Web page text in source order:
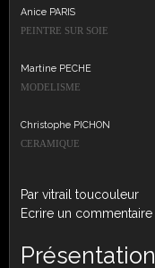
Anice PARIS
PEINTRE SUR SOIE
Martine PECHE
MODELISME
Christophe PICHON
CERAMIQUE
Par vitrail toucouleur
Ecrire un commentaire
Présentation